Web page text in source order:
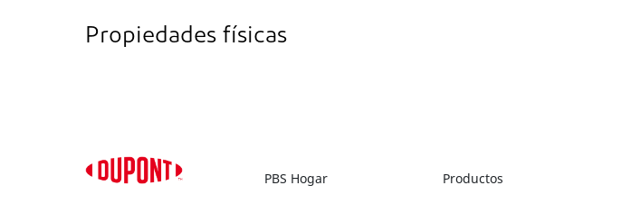
Propiedades físicas
PBS Hogar Productos